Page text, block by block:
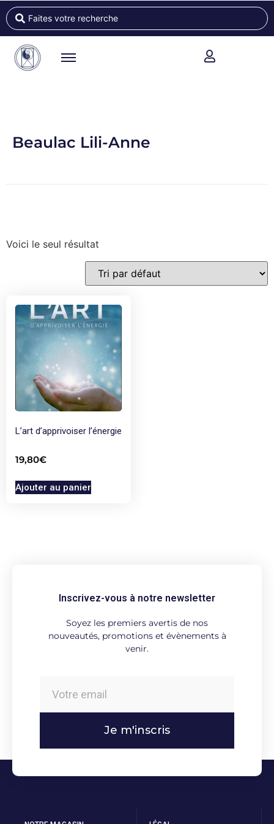
Beaulac Lili-Anne
Voici le seul résultat
L’art d’apprivoiser l’énergie
19,80€
Ajouter au panier
Inscrivez-vous à notre newsletter
Soyez les premiers avertis de nos
nouveautés, promotions et évènements à
venir.
Je m'inscris